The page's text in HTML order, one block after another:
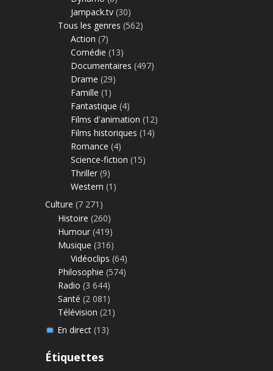
Jampack.tv (30)
Tous les genres (562)
Action (7)
Comédie (13)
Documentaires (497)
Drame (29)
Famille (1)
Fantastique (4)
Films d'animation (12)
Films historiques (14)
Romance (4)
Science-fiction (15)
Thriller (9)
Western (1)
Culture (7 271)
Histoire (260)
Humour (419)
Musique (316)
Vidéoclips (64)
Philosophie (574)
Radio (3 644)
Santé (2 081)
Télévision (21)
En direct(13)
Étiquettes